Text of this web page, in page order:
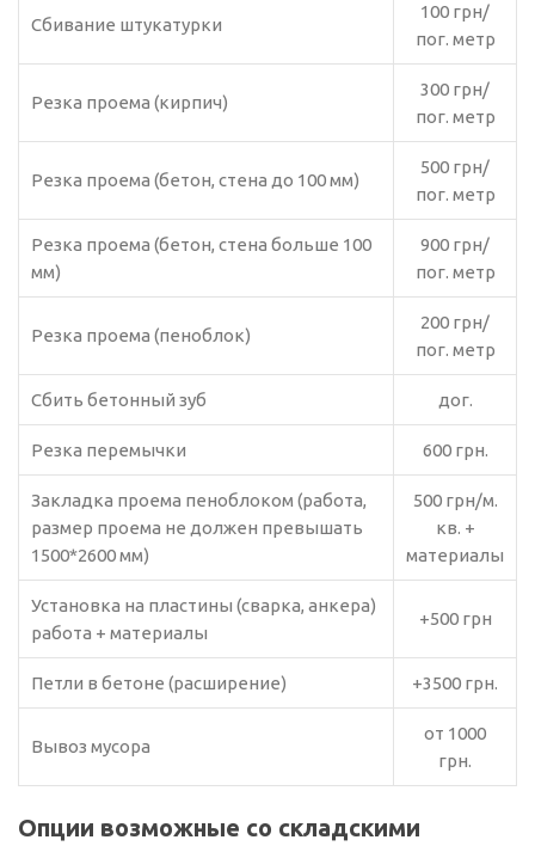
Сбивание штукатурки
100 грн/
пог. метр
Резка проема (кирпич)
300 грн/
пог. метр
Резка проема (бетон, стена до 100 мм)
500 грн/
пог. метр
Резка проема (бетон, стена больше 100
мм)
900 грн/
пог. метр
Резка проема (пеноблок)
200 грн/
пог. метр
Сбить бетонный зуб дог.
Резка перемычки 600 грн.
Закладка проема пеноблоком (работа,
размер проема не должен превышать
1500*2600 мм)
500 грн/м.
кв. +
материалы
Установка на пластины (сварка, анкера)
работа + материалы
+500 грн
Петли в бетоне (расширение) +3500 грн.
Вывоз мусора
от 1000
грн.
Опции возможные со складскими